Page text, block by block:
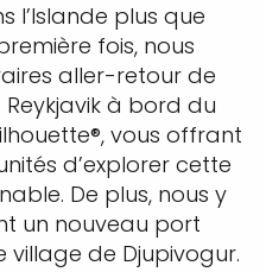
l’Islande plus que
fois, nous
aller-retour de
à bord du
vous offrant
d’explorer cette
De plus, nous y
un nouveau port
village de Djupivogur.